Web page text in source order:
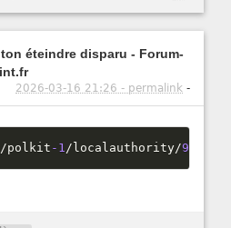
éteindre disparu - Forum-
2026-03-16 21:26 - permalink -
/polkit -1/ localauthority/90